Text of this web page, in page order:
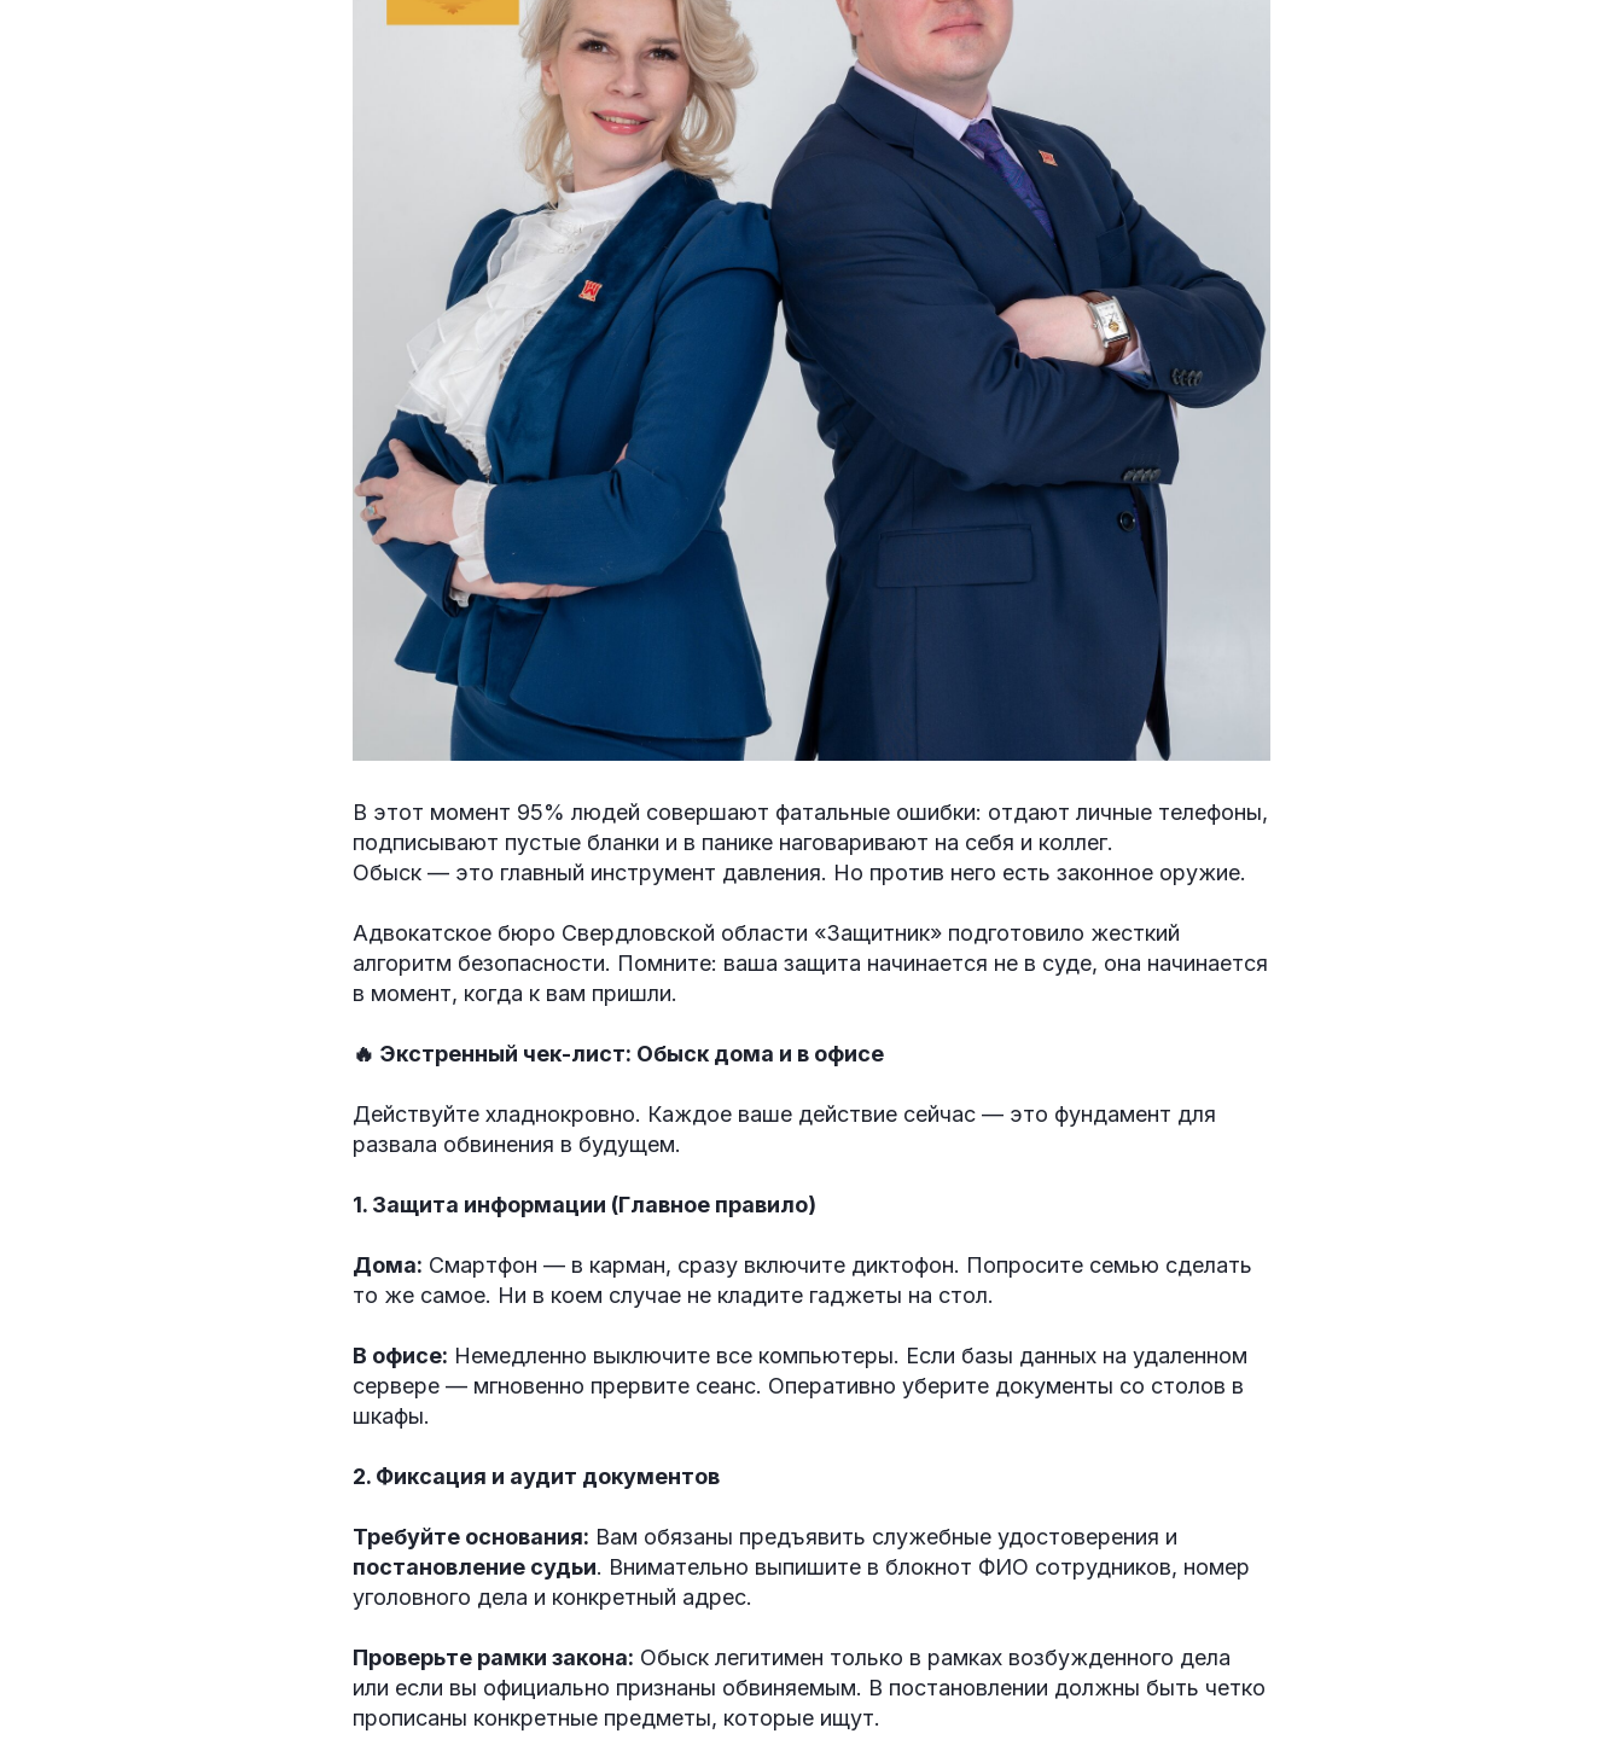
В этот момент 95% людей совершают фатальные ошибки: отдают личные телефоны,
подписывают пустые бланки и в панике наговаривают на себя и коллег.
Обыск — это главный инструмент давления. Но против него есть законное оружие.
Адвокатское бюро Свердловской области «Защитник» подготовило жесткий
алгоритм безопасности. Помните: ваша защита начинается не в суде, она начинается
в момент, когда к вам пришли.
🔥 Экстренный чек-лист: Обыск дома и в офисе
Действуйте хладнокровно. Каждое ваше действие сейчас — это фундамент для
развала обвинения в будущем.
1. Защита информации (Главное правило)
Дома: Смартфон — в карман, сразу включите диктофон. Попросите семью сделать
то же самое. Ни в коем случае не кладите гаджеты на стол.
В офисе: Немедленно выключите все компьютеры. Если базы данных на удаленном
сервере — мгновенно прервите сеанс. Оперативно уберите документы со столов в
шкафы.
2. Фиксация и аудит документов
Требуйте основания: Вам обязаны предъявить служебные удостоверения и
постановление судьи. Внимательно выпишите в блокнот ФИО сотрудников, номер
уголовного дела и конкретный адрес.
Проверьте рамки закона: Обыск легитимен только в рамках возбужденного дела
или если вы официально признаны обвиняемым. В постановлении должны быть четко
прописаны конкретные предметы, которые ищут.